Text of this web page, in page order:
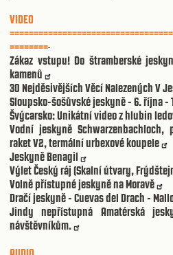
VIDEO
========
Zákaz vstupu! Do štramberské
kamenů
30 Nejděsivějších Věcí Nalezených V
Sloupsko-šošůvské jeskyně - 6. října -
Švýcarsko: Unikátní video z hlubin
Vodní jeskyně Schwarzenbachloch,
raket V2, termální urbexové koupele
Jeskyně Benagil
Výlet Český ráj (Skalní útvary,
Volně přístupné jeskyně na Moravě
Dračí jeskyně - Cuevas del Drach -
Jindy nepřístupná Amatérská
návštěvníkům.